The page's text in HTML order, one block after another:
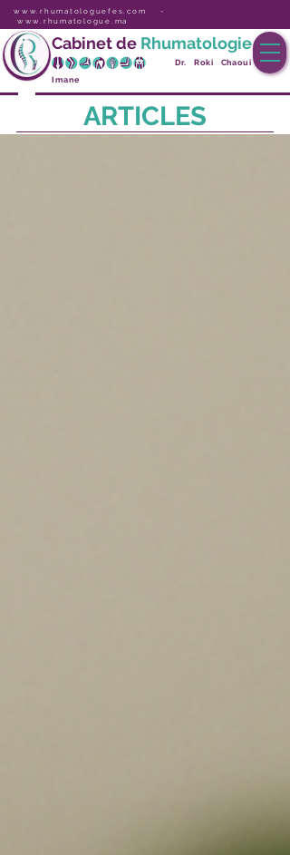
Cabinet de Rhumatologie
..... Rhumatologue Fe -Dr. Roki Chaoui
Imane
www.rhumatologuefes.com
-
www.rhumatologue.ma
ARTICLES